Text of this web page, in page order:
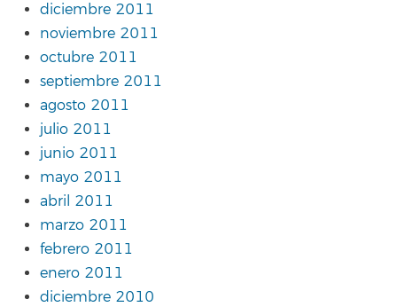
diciembre 2011
noviembre 2011
octubre 2011
septiembre 2011
agosto 2011
julio 2011
junio 2011
mayo 2011
abril 2011
marzo 2011
febrero 2011
enero 2011
diciembre 2010